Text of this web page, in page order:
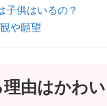
子供はいるの？
や願望
由はかわ